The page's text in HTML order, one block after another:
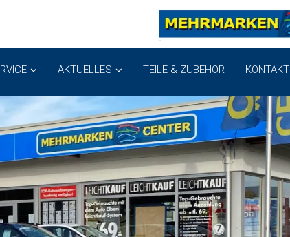
AKTUELLES TEILE & ZUBEHÖR KONTAKT